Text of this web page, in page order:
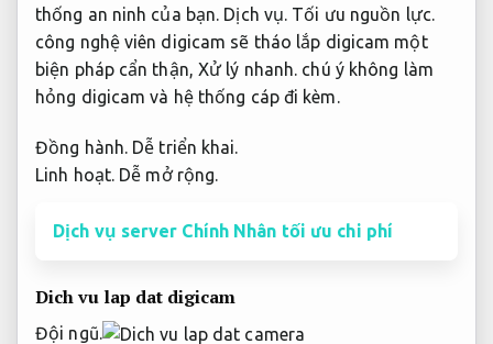
thống an ninh của bạn. Dịch vụ. Tối ưu nguồn lực.
công nghệ viên digicam sẽ tháo lắp digicam một
biện pháp cẩn thận, Xử lý nhanh. chú ý không làm
hỏng digicam và hệ thống cáp đi kèm.
Đồng hành. Dễ triển khai.
Linh hoạt. Dễ mở rộng.
Dịch vụ server Chính Nhân tối ưu chi phí
Dich vu lap dat digicam
Đội ngũ.